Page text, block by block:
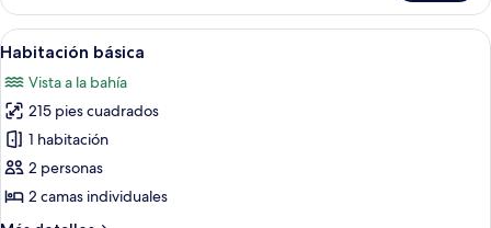
vista
al
mar
Abrir
todas
las
fotos
de
Habitación
básica
Un dormitorio con un ventanal
8
Habitación básica
Vista a la bahía
215 pies cuadrados
1 habitación
2 personas
2 camas individuales